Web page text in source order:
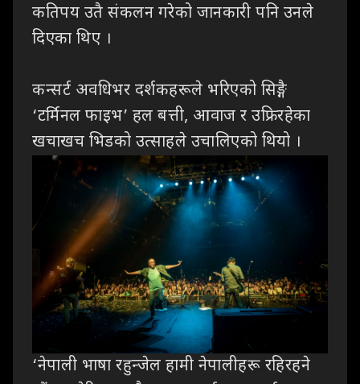
कतिपय उतै संकलन गरेको जानकारी पनि उनले
दिएका थिए ।
कन्सर्ट अवधिभर दर्शकहरूले भरिएको सिङ्गै
‘टर्मिनल फाइभ’ हल बत्ती, आवाज र उफ्रिरहेका
खचाखच भिडको उत्साहले उचालिएको थियो ।
‘नेपाली भाषा रहुन्जेल हामी नेपालीहरू रहिरहने